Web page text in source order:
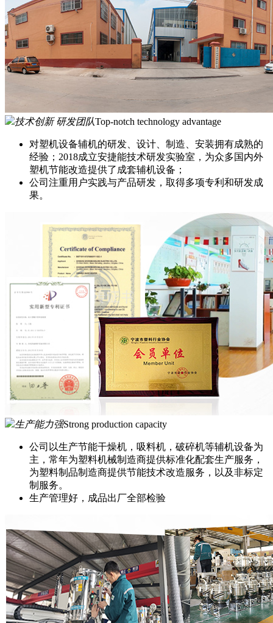
技术创新 研发团队Top-notch technology advantage
对塑机设备辅机的研发、设计、制造、安装拥有成熟的
经验；2018成立安捷能技术研发实验室，为众多国内外
塑机节能改造提供了成套辅机设备；
公司注重用户实践与产品研发，取得多项专利和研发成
果。
生产能力强Strong production capacity
公司以生产节能干燥机，吸料机，破碎机等辅机设备为
主，常年为塑料机械制造商提供标准化配套生产服务，
为塑料制品制造商提供节能技术改造服务，以及非标定
制服务。
生产管理好，成品出厂全部检验